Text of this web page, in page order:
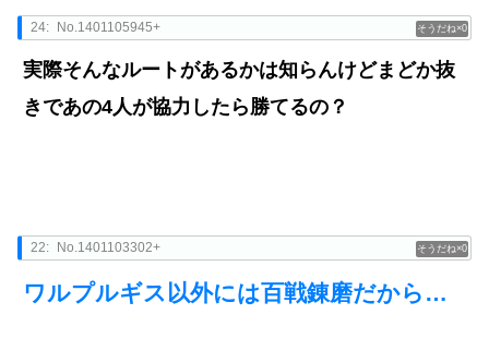
0
24: No.1401105945+
実際そんなルートがあるかは知らんけどまどか抜
きであの4人が協力したら勝てるの？
0
22: No.1401103302+
ワルプルギス以外には百戦錬磨だから…